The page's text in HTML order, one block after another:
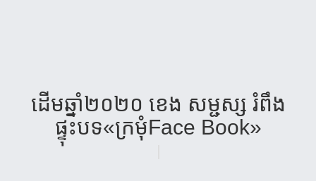
ដើមឆ្នាំ២០២០ ខេង សម្ជស្ស រំពឹង
ផ្ទុះបទ«ក្រមុំFace Book»